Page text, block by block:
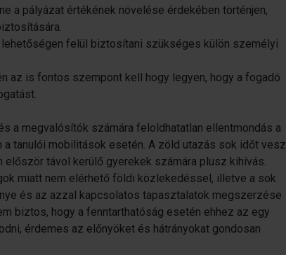
a pályázat értékének növelése érdekében történjen,
lehetőségen felül biztosítani szükséges külön személyi
az is fontos szempont kell hogy legyen, hogy a fogadó
a megvalósítók számára feloldhatatlan ellentmondás a
a tanulói mobilitások esetén. A zöld utazás sok időt vesz
először távol kerülő gyerekek számára plusz kihívás.
miatt nem elérhető földi közlekedéssel, illetve a sok
és az azzal kapcsolatos tapasztalatok megszerzése
biztos, hogy a fenntarthatóság esetén ehhez az egy
érdemes az előnyöket és hátrányokat gondosan